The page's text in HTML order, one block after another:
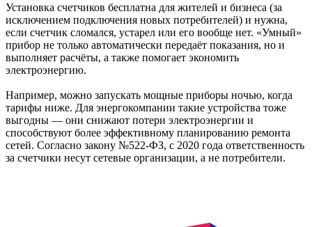
Установка счетчиков бесплатна для жителей и бизнеса (за
исключением подключения новых потребителей) и нужна,
если счетчик сломался, устарел или его вообще нет. «Умный»
прибор не только автоматически передаёт показания, но и
выполняет расчёты, а также помогает экономить
электроэнергию.
Например, можно запускать мощные приборы ночью, когда
тарифы ниже. Для энергокомпании такие устройства тоже
выгодны — они снижают потери электроэнергии и
способствуют более эффективному планированию ремонта
сетей. Согласно закону №522-ФЗ, с 2020 года ответственность
за счетчики несут сетевые организации, а не потребители.